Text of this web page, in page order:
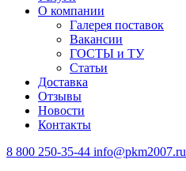
О компании
Галерея поставок
Вакансии
ГОСТЫ и ТУ
Статьи
Доставка
Отзывы
Новости
Контакты
8 800 250-35-44 info@pkm2007.ru